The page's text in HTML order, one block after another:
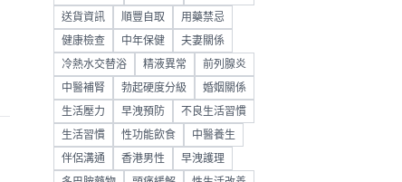
送貨資訊 順豐自取 用藥禁忌
健康檢查 中年保健 夫妻關係
冷熱水交替浴 精液異常 前列腺炎
中醫補腎 勃起硬度分級 婚姻關係
生活壓力 早洩預防 不良生活習慣
生活習慣 性功能飲食 中醫養生
伴侶溝通 香港男性 早洩護理